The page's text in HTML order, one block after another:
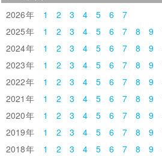
2026 1 2 3 4 5 6
7
2025
1 2 3 4 5 6 7 8 9
2024
1 2 3 4 5 6 7 8 9
2023
1 2 3 4 5 6 7 8 9
2022
1 2 3 4 5 6 7 8 9
2021
1 2 3 4 5 6 7 8 9
2020
1 2 3 4 5 6 7 8 9
2019
1 2 3 4 5 6 7 8 9
2018
1 2 3 4 5 6 7 8 9